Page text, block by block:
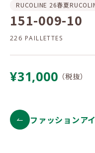
RUCOLINE 26春夏
151-009-10
226 PAILLETTES
¥31,000 （税抜）
ファッションア